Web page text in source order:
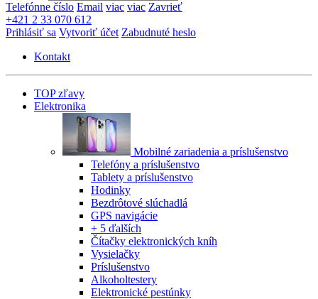
Telefónne číslo Email viac viac Zavrieť
+421 2 33 070 612
Prihlásiť sa Vytvoriť účet Zabudnuté heslo
Kontakt
TOP zľavy
Elektronika
Mobilné zariadenia a príslušenstvo
Telefóny a príslušenstvo
Tablety a príslušenstvo
Hodinky
Bezdrôtové slúchadlá
GPS navigácie
+ 5 ďalších
Čítačky elektronických kníh
Vysielačky
Príslušenstvo
Alkoholtestery
Elektronické pestúnky